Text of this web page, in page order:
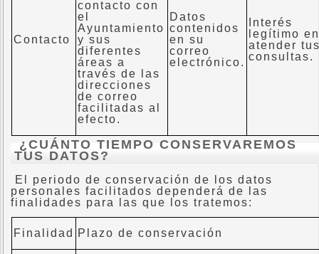
Contacto
contacto con
el
Ayuntamiento
y sus
diferentes
áreas a
través de las
direcciones
de correo
facilitadas al
efecto.
Datos
contenidos
en su
correo
electrónico.
Interés
legítimo en
atender
consultas.
¿CUÁNTO TIEMPO CONSERVAREMOS
TUS DATOS?
El periodo de conservación de los datos
personales facilitados dependerá de las
finalidades para las que los tratemos:
Finalidad Plazo de conservación